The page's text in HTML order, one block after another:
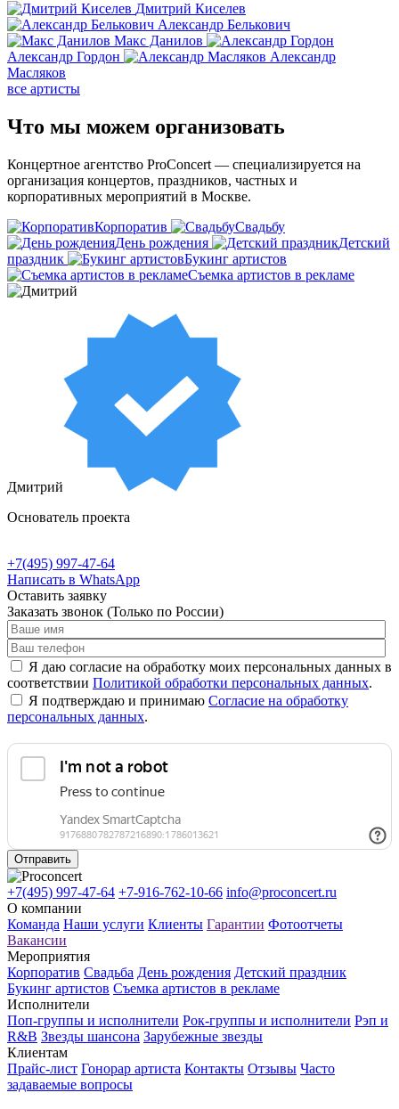
Дмитрий Киселев
Александр Белькович
Макс Данилов
Александр Гордон
Александр
Масляков
все артисты
Что мы можем организовать
Концертное агентство ProConcert — cпециализируется на
организация концертов, праздников, частных и
корпоративных мероприятий в Москве.
Корпоратив
Свадьбу
День рождения
Детский
праздник
Букинг артистов
Съемка артистов в рекламе
Дмитрий
Основатель проекта
+7(495) 997-47-64
Написать в WhatsApp
Оставить заявку
Заказать звонок (Только по России)
Я даю согласие на обработку моих персональных данных в
соответствии Политикой обработки персональных данных.
Я подтверждаю и принимаю Согласие на обработку
персональных данных.
Отправить
+7(495) 997-47-64 +7-916-762-10-66 info@proconcert.ru
О компании
Команда Наши услуги Клиенты Гарантии Фотоотчеты
Вакансии
Мероприятия
Корпоратив Свадьба День рождения Детский праздник
Букинг артистов Съемка артистов в рекламе
Исполнители
Поп-группы и исполнители Рок-группы и исполнители Рэп и
R&B Звезды шансона Зарубежные звезды
Клиентам
Прайс-лист Гонорар артиста Контакты Отзывы Часто
задаваемые вопросы